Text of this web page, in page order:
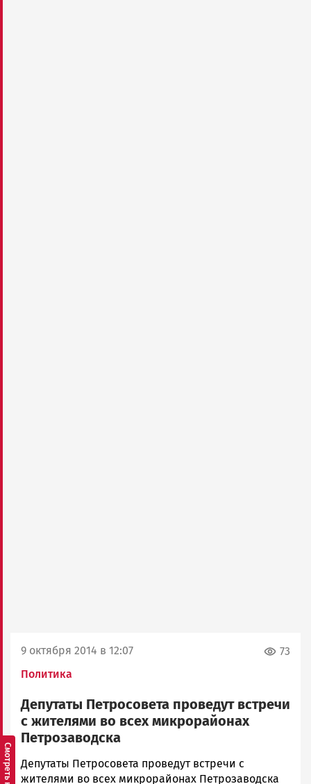
9 октября 2014 в 12:07
Политика
73
Депутаты Петросовета проведут встречи
с жителями во всех микрорайонах
Петрозаводска
admintimur
Новости
Депутаты Петросовета проведут встречи с
жителями во всех микрорайонах Петрозаводска